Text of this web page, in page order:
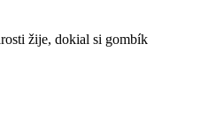
žije, dokial si gombík